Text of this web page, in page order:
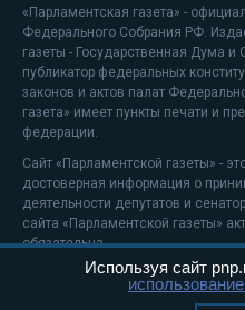
«Парламентская газета» -
Федерального Собрания РФ.
газеты - Государственная Дума
публикатор федеральных
законов и актов палат
газета» имеет пункты печати и
федерации.
Сайт «Парламентской газеты» -
достоверная информация о
деятельности депутатов и
сайта «Парламентской газеты»
обязательна.
На информационном ресурсе
Используя сайт